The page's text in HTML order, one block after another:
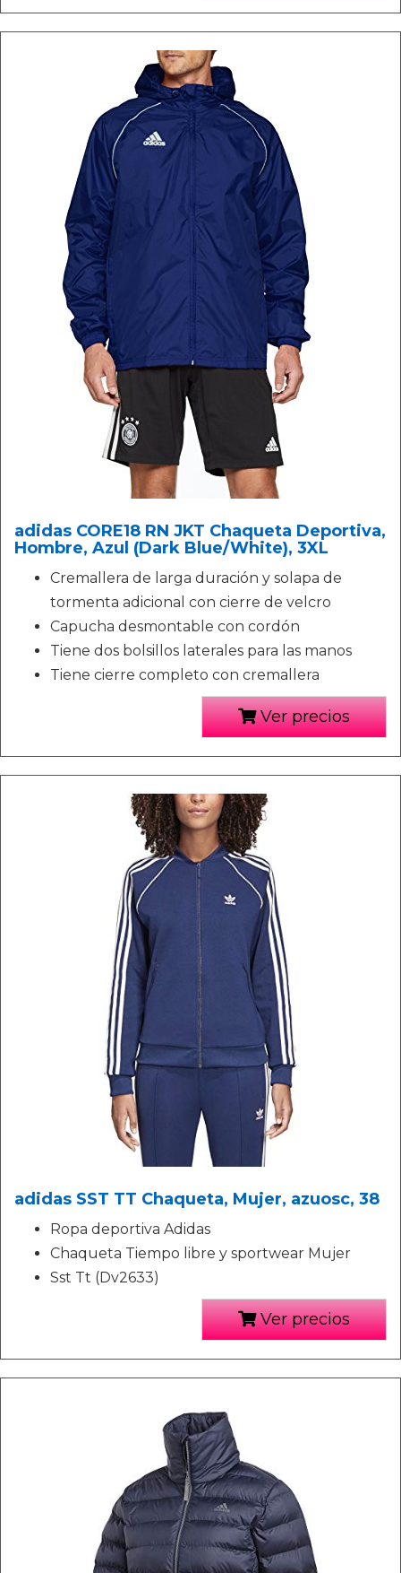
adidas CORE18 RN JKT Chaqueta Deportiva,
Hombre, Azul (Dark Blue/White), 3XL
Cremallera de larga duración y solapa de
tormenta adicional con cierre de velcro
Capucha desmontable con cordón
Tiene dos bolsillos laterales para las manos
Tiene cierre completo con cremallera
Ver precios
adidas SST TT Chaqueta, Mujer, azuosc, 38
Ropa deportiva Adidas
Chaqueta Tiempo libre y sportwear Mujer
Sst Tt (Dv2633)
Ver precios